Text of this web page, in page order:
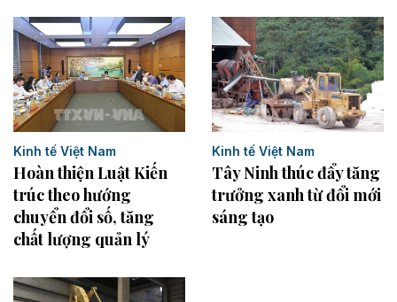
Kinh tế Việt Nam
Hoàn thiện Luật Kiến
trúc theo hướng
chuyển đổi số, tăng
chất lượng quản lý
Kinh tế Việt Nam
Tây Ninh thúc đẩy tăng
trưởng xanh từ đổi mới
sáng tạo